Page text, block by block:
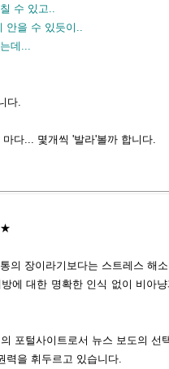
수 있고..
을 수 있듯이..
데...
다.
다... 몇개씩 '발라'볼까 합니다.
★
의 장이라기보다는 스트레스 해
에 대한 명확한 인식 없이 비아
포털사이트로서 뉴스 보도의 선
력을 휘두르고 있습니다.